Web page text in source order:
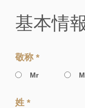
基本情
敬称 *
Mr
姓 *